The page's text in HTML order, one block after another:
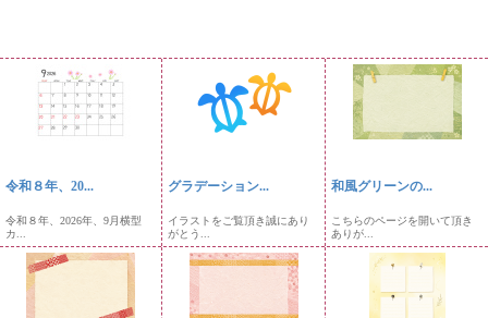
令和８年、20...
令和８年、2026年、9月横型
カ...
グラデーション...
イラストをご覧頂き誠にあり
がとう...
和風グリーンの...
こちらのページを開いて頂き
ありが...